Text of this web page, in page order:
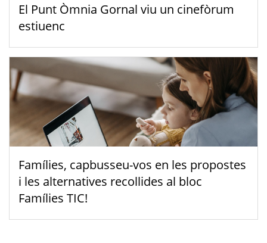
El Punt Òmnia Gornal viu un cinefòrum
estiuenc
Famílies, capbusseu-vos en les propostes
i les alternatives recollides al bloc
Famílies TIC!